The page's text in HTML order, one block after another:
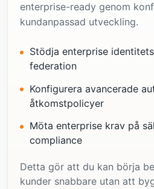
enterprise-ready genom
kundanpassad utveckling.
Stödja enterprise
federation
Konfigurera avancerade
åtkomstpolicyer
Möta enterprise krav på
compliance
Detta gör att du kan börja
kunder snabbare utan att